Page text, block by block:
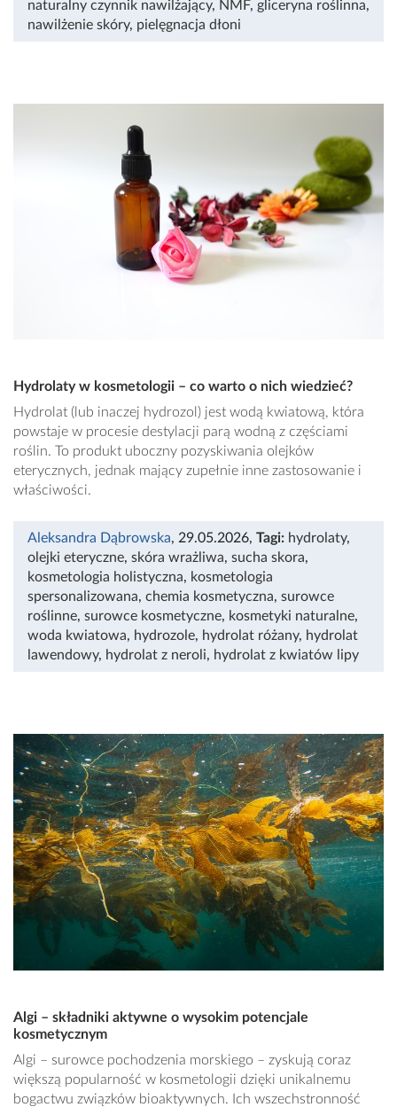
naturalny czynnik nawilżający, NMF, gliceryna roślinna,
nawilżenie skóry, pielęgnacja dłoni
Hydrolaty w kosmetologii – co warto o nich wiedzieć?
Hydrolat (lub inaczej hydrozol) jest wodą kwiatową, która
powstaje w procesie destylacji parą wodną z częściami
roślin. To produkt uboczny pozyskiwania olejków
eterycznych, jednak mający zupełnie inne zastosowanie i
właściwości.
Aleksandra Dąbrowska, 29.05.2026, Tagi: hydrolaty,
olejki eteryczne, skóra wrażliwa, sucha skora,
kosmetologia holistyczna, kosmetologia
spersonalizowana, chemia kosmetyczna, surowce
roślinne, surowce kosmetyczne, kosmetyki naturalne,
woda kwiatowa, hydrozole, hydrolat różany, hydrolat
lawendowy, hydrolat z neroli, hydrolat z kwiatów lipy
Algi – składniki aktywne o wysokim potencjale
kosmetycznym
Algi – surowce pochodzenia morskiego – zyskują coraz
większą popularność w kosmetologii dzięki unikalnemu
bogactwu związków bioaktywnych. Ich wszechstronność